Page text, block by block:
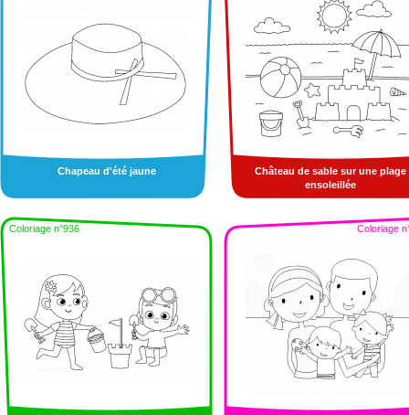
Chapeau d'été jaune
Château de sable sur une plage
ensoleillée
Coloriage n°936 Coloriage